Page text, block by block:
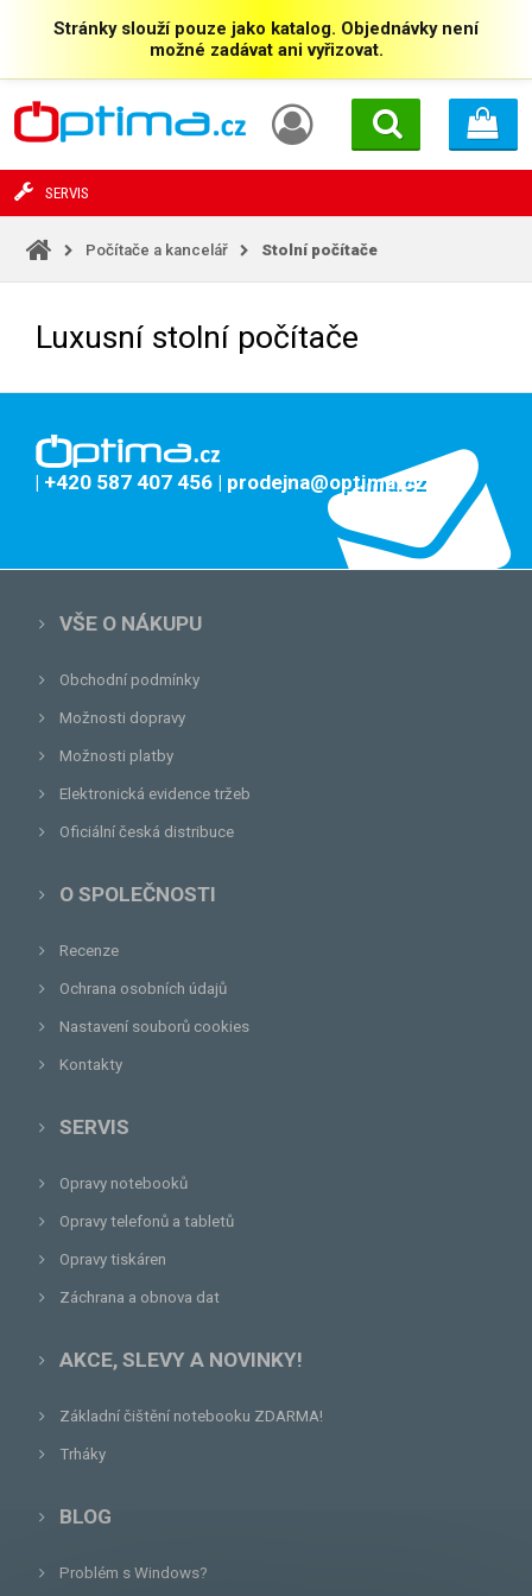
Stránky slouží pouze jako katalog. Objednávky není
možné zadávat ani vyřizovat.
SERVIS
Počítače a kancelář Stolní počítače
Luxusní stolní počítače
| +420 587 407 456 | prodejna@optima.cz
VŠE O NÁKUPU
Obchodní podmínky
Možnosti dopravy
Možnosti platby
Elektronická evidence tržeb
Oficiální česká distribuce
O SPOLEČNOSTI
Recenze
Ochrana osobních údajů
Nastavení souborů cookies
Kontakty
SERVIS
Opravy notebooků
Opravy telefonů a tabletů
Opravy tiskáren
Záchrana a obnova dat
AKCE, SLEVY A NOVINKY!
Základní čištění notebooku ZDARMA!
Trháky
BLOG
Problém s Windows?